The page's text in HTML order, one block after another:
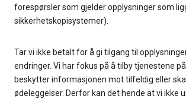
forespørsler som gjelder opplysninger som
sikkerhetskopisystemer).
Tar vi ikke betalt for å gi tilgang til
endringer. Vi har fokus på å tilby tjenestene
beskytter informasjonen mot tilfeldig eller
ødeleggelser. Derfor kan det hende at vi ikke